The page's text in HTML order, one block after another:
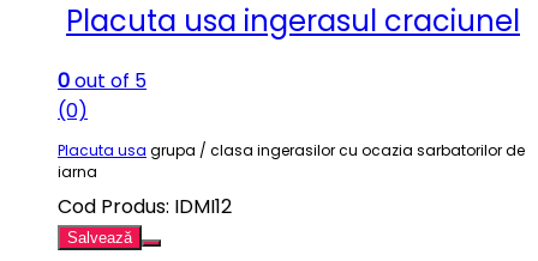
Placuta usa ingerasul craciunel
0out of 5
(0)
Placuta usa grupa / clasa ingerasilor cu ocazia sarbatorilor de
iarna
Cod Produs: IDMI12
Salvează